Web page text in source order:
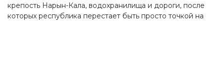
крепость Нарын-Кала, водохранилища и дороги, после
которых республика перестает быть просто точкой на